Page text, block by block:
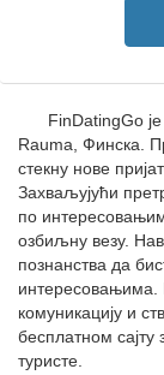
FinDatingGo
Rauma, Финска.
стекну нове
Захваљујући
по
озбиљну везу.
познанства да
интересовањима.
комуникацију и
бесплатном
туристе.